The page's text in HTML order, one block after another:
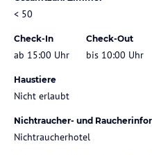
< 50
Check-In
ab 15:00 Uhr
Check-Out
bis 10:00 Uhr
Haustiere
Nicht erlaubt
Nichtraucher- und
Nichtraucherhotel